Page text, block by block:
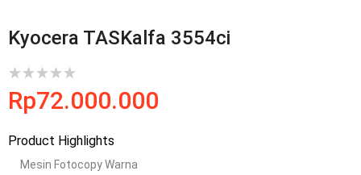
Kyocera TASKalfa 3554ci
Rp72.000.000
Product Highlights
Mesin Fotocopy Warna